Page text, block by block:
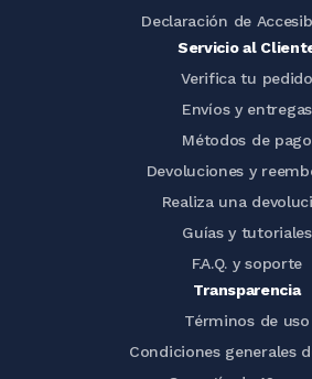
Declaración de
Servicio al
Verifica tu pedido
Envíos y entregas
Métodos de pago
Devoluciones y
Realiza una
Guías y tutoriales
F.A.Q. y soporte
Transparencia
Términos de uso
Condiciones generales